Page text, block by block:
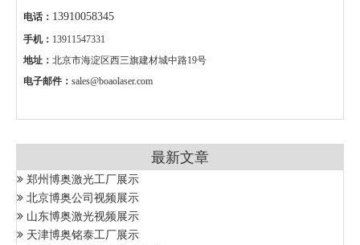
电话： 13910058345
手机： 13911547331
地址： 北京市海淀区西三旗建材城中路19号
电子邮件： sales@boaolaser.com
最新文章
郑州博奥激光工厂展示
北京博奥公司视频展示
山东博奥激光视频展示
天津博奥铭泰工厂展示